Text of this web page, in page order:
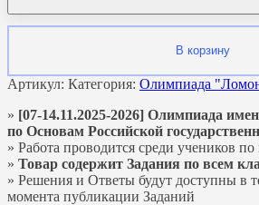
В корзину
Артикул: Категория: Олимпиада
» [07-14.11.2025-2026] Олимпиада
по Основам Российской
» Работа проводится среди учеников по
» Товар содержит Задания по всем
» Решения и Ответы будут доступны в
момента публикации Заданий